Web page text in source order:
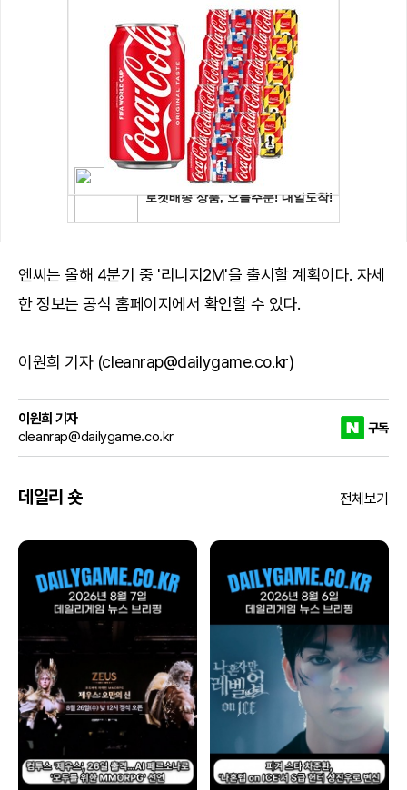
엔씨는 올해 4분기 중 '리니지2M'을 출시할 계획이다. 자세
한 정보는 공식 홈페이지 에서 확인할 수 있다.
이원희 기자 (cleanrap@dailygame.co.kr)
이원희 기자
cleanrap@dailygame.co.kr
구독
데일리 숏 전체보기